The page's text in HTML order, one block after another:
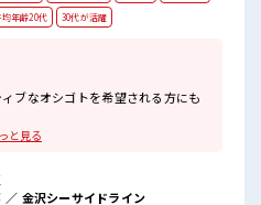
均年齢20代 30代が活躍
ブなオシゴトを希望される方にも
2交替ワーク。
す。
と見る
／ 金沢シーサイドライン